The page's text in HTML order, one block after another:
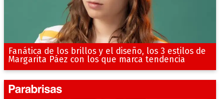
Fanática de los brillos y el diseño, los 3 estilos de
Margarita Páez con los que marca tendencia